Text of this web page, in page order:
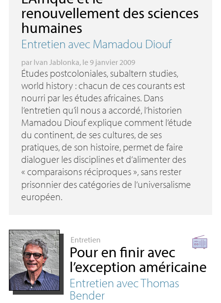
renouvellement des sciences
humaines
Entretien avec Mamadou Diouf
par Ivan Jablonka, le 9 janvier 2009
Études postcoloniales, subaltern studies,
world history : chacun de ces courants est
nourri par les études africaines. Dans
l’entretien qu’il nous a accordé, l’historien
Mamadou Diouf explique comment l’étude
du continent, de ses cultures, de ses
pratiques, de son histoire, permet de faire
dialoguer les disciplines et d’alimenter des
« comparaisons réciproques», sans rester
prisonnier des catégories de l’universalisme
européen.
Entretien
Pour en finir avec
l’exception américaine
Entretien avec Thomas
Bender